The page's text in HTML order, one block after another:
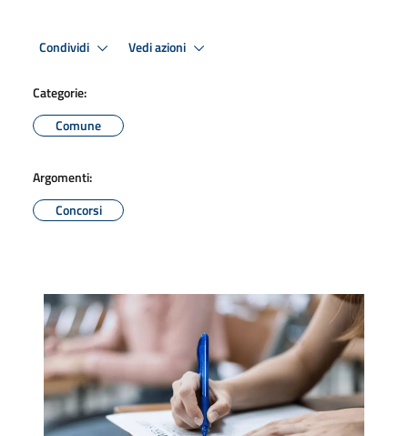
Condividi Vedi azioni
Categorie:
Comune
Argomenti:
Concorsi